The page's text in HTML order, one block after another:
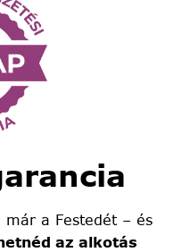
a Festedét – és
az alkotás